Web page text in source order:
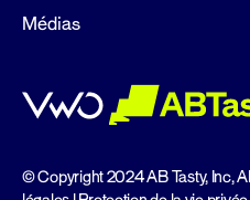
Médias
© Copyright 2024 AB Tasty, Inc,